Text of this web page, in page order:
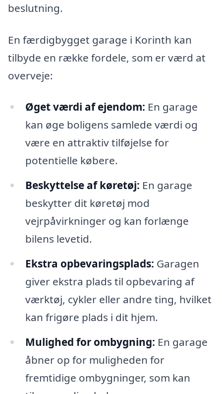
beslutning.
En færdigbygget garage i Korinth kan
tilbyde en række fordele, som er værd at
overveje:
Øget værdi af ejendom: En garage
kan øge boligens samlede værdi og
være en attraktiv tilføjelse for
potentielle købere.
Beskyttelse af køretøj: En garage
beskytter dit køretøj mod
vejrpåvirkninger og kan forlænge
bilens levetid.
Ekstra opbevaringsplads: Garagen
giver ekstra plads til opbevaring af
værktøj, cykler eller andre ting, hvilket
kan frigøre plads i dit hjem.
Mulighed for ombygning: En garage
åbner op for muligheden for
fremtidige ombygninger, som kan